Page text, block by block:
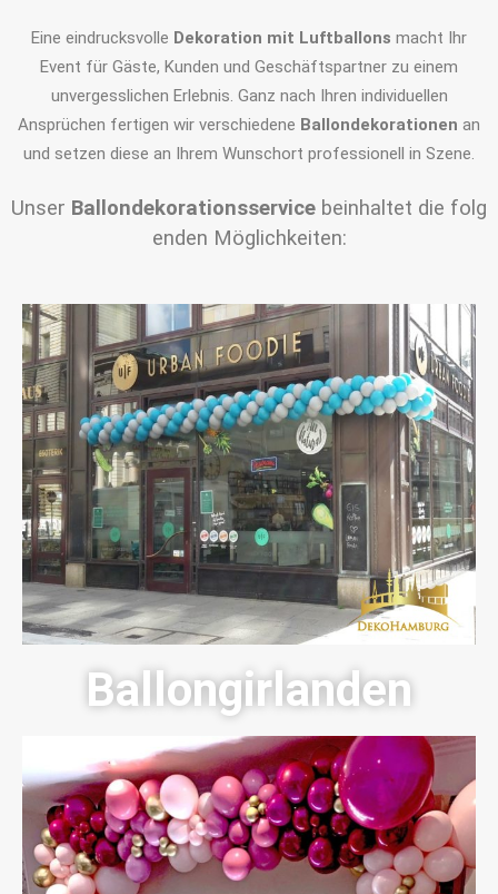
Eine eindrucksvolle Dekoration mit Luftballons macht Ihr
Event für Gäste, Kunden und Geschäftspartner zu einem
unvergesslichen Erlebnis. Ganz nach Ihren individuellen
Ansprüchen fertigen wir verschiedene Ballondekorationen an
und setzen diese an Ihrem Wunschort professionell in Szene.
Unser Ballondekorationsservice beinhaltet die folg
enden Möglichkeiten:
Ballongirlanden